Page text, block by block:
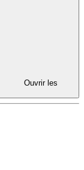
Ouvrir les